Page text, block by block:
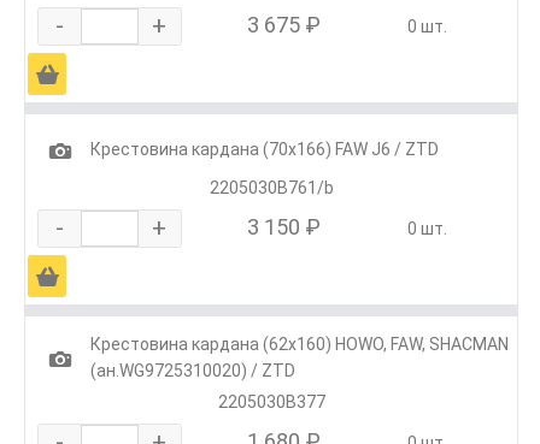
- + 3 675 ₽ 0 шт.
Ä
1
Крестовина кардана (70х166) FAW J6 / ZTD
2205030B761/b
- + 3 150 ₽ 0 шт.
Ä
1
Крестовина кардана (62х160) HOWO, FAW, SHACMAN
(ан.WG9725310020) / ZTD
2205030B377